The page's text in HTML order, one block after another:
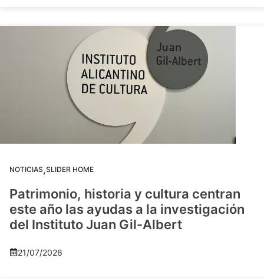
NOTICIAS,SLIDER HOME
Patrimonio, historia y cultura centran
este año las ayudas a la investigación
del Instituto Juan Gil-Albert
21/07/2026